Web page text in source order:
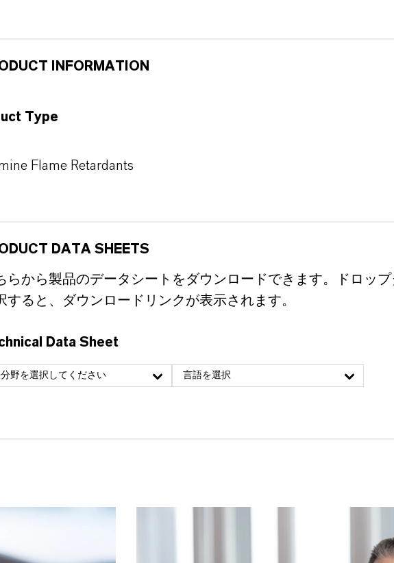
INFORMATION
Type
Flame Retardants
DATA SHEETS
らから製品のデータシートをダウンロードできます。ドロッ
すると、ダウンロードリンクが表示されます。
Data Sheet
野を選択してください 言語を選択